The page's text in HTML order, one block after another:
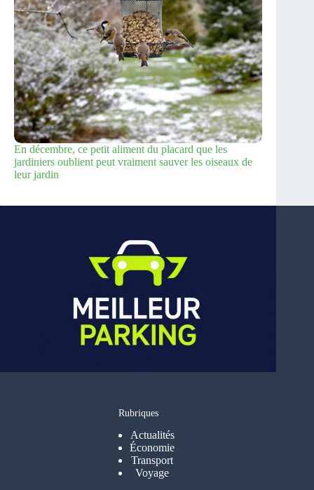
En décembre, ce petit aliment du placard que les
jardiniers oublient peut vraiment sauver les oiseaux de
leur jardin
Rubriques
Actualités
Économie
Transport
Voyage